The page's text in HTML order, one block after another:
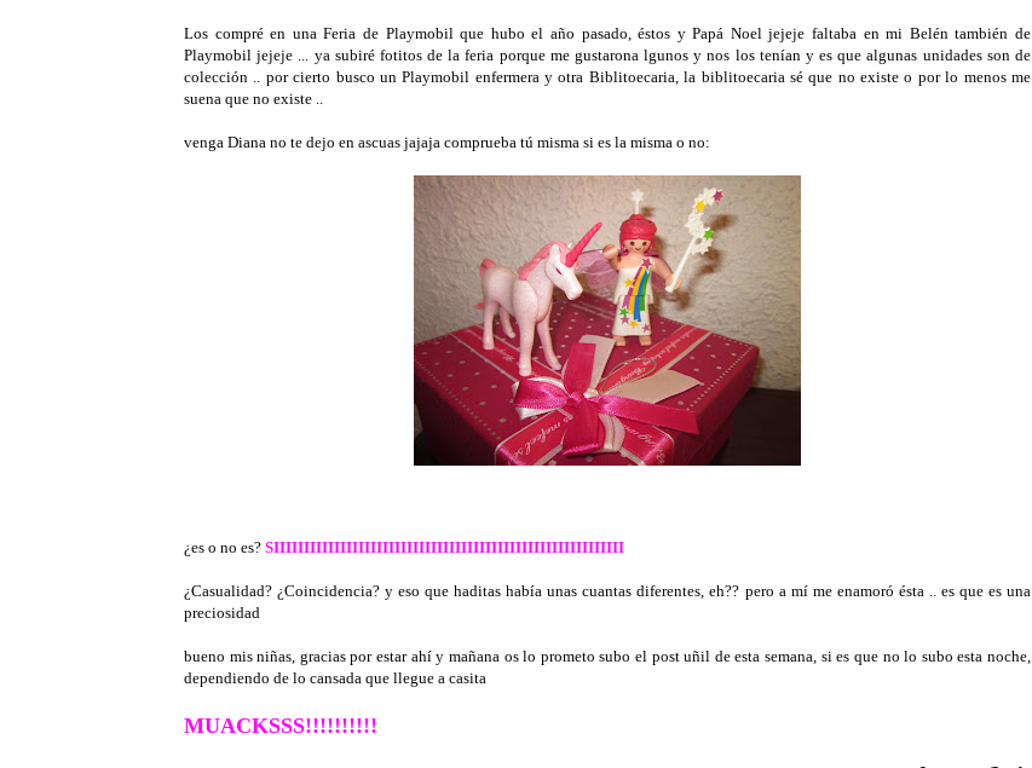
Los compré en una Feria de Playmobil que hubo el año pasado, éstos y Papá Noel jejeje faltaba en mi Belén también de
Playmobil jejeje ... ya subiré fotitos de la feria porque me gustarona lgunos y nos los tenían y es que algunas unidades son de
colección .. por cierto busco un Playmobil enfermera y otra Biblitoecaria, la biblitoecaria sé que no existe o por lo menos me
suena que no existe ..
venga Diana no te dejo en ascuas jajaja comprueba tú misma si es la misma o no:
¿es o no es? SIIIIIIIIIIIIIIIIIIIIIIIIIIIIIIIIIIIIIIIIIIIIIIIIIIIIIIIIII
¿Casualidad? ¿Coincidencia? y eso que haditas había unas cuantas diferentes, eh?? pero a mí me enamoró ésta .. es que es una
preciosidad
bueno mis niñas, gracias por estar ahí y mañana os lo prometo subo el post uñil de esta semana, si es que no lo subo esta noche,
dependiendo de lo cansada que llegue a casita
MUACKSSS!!!!!!!!!!